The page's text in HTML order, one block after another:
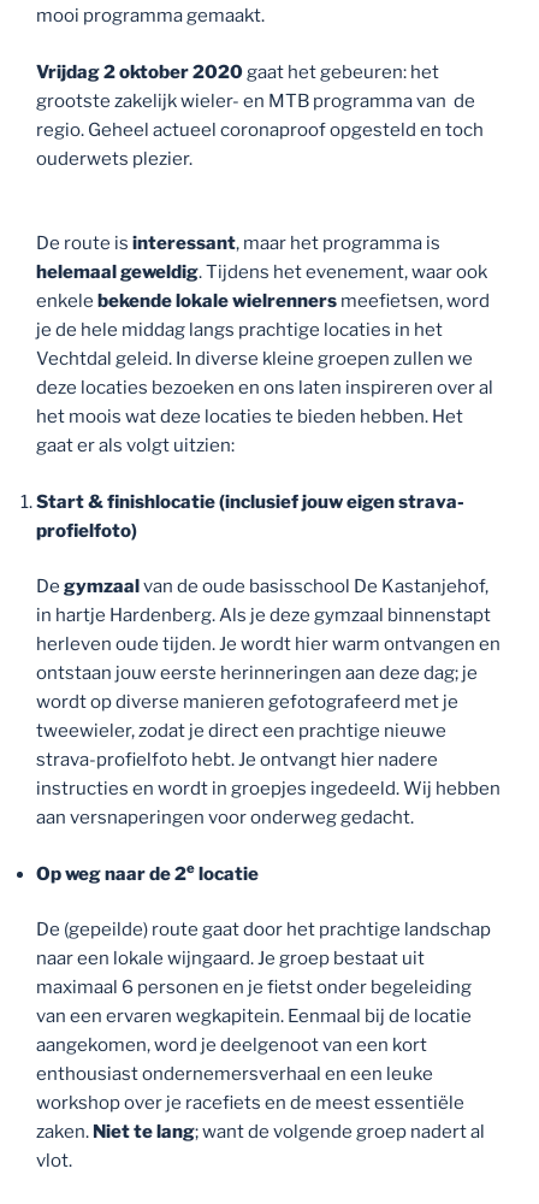
mooi programma gemaakt.
Vrijdag 2 oktober 2020gaat het gebeuren: het
grootste zakelijk wieler- en MTB programma van de
regio. Geheel actueel coronaproof opgesteld en toch
ouderwets plezier.
De route is interessant, maar het programma is
helemaal geweldig. Tijdens het evenement, waar ook
enkele bekende lokale wielrenners meefietsen, word
je de hele middag langs prachtige locaties in het
Vechtdal geleid. In diverse kleine groepen zullen we
deze locaties bezoeken en ons laten inspireren over al
het moois wat deze locaties te bieden hebben. Het
gaat er als volgt uitzien:
Start & finishlocatie (inclusief jouw eigen strava-
profielfoto)
De gymzaal van de oude basisschool De Kastanjehof,
in hartje Hardenberg. Als je deze gymzaal binnenstapt
herleven oude tijden. Je wordt hier warm ontvangen en
ontstaan jouw eerste herinneringen aan deze dag; je
wordt op diverse manieren gefotografeerd met je
tweewieler, zodat je direct een prachtige nieuwe
strava-profielfoto hebt. Je ontvangt hier nadere
instructies en wordt in groepjes ingedeeld. Wij hebben
aan versnaperingen voor onderweg gedacht.
Op weg naar de 2e locatie
De (gepeilde) route gaat door het prachtige landschap
naar een lokale wijngaard. Je groep bestaat uit
maximaal 6 personen en je fietst onder begeleiding
van een ervaren wegkapitein. Eenmaal bij de locatie
aangekomen, word je deelgenoot van een kort
enthousiast ondernemersverhaal en een leuke
workshop over je racefiets en de meest essentiële
zaken. Niet te lang; want de volgende groep nadert al
vlot.